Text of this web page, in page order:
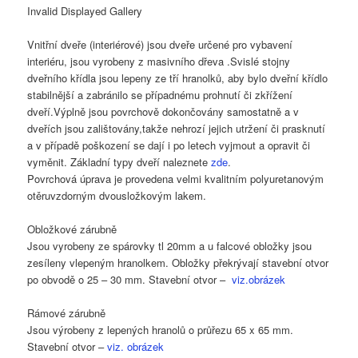
Invalid Displayed Gallery
Vnitřní dveře (interiérové) jsou dveře určené pro vybavení
interiéru, jsou vyrobeny z masivního dřeva .Svislé stojny
dveřního křídla jsou lepeny ze tří hranolků, aby bylo dveřní křídlo
stabilnější a zabránilo se případnému prohnutí či zkřížení
dveří.Výplně jsou povrchově dokončovány samostatně a v
dveřích jsou zalištovány,takže nehrozí jejich utržení či prasknutí
a v případě poškození se dají i po letech vyjmout a opravit či
vyměnit. Základní typy dveří naleznetezde.
Povrchová úprava je provedena velmi kvalitním polyuretanovým
otěruvzdorným dvousložkovým lakem.
Obložkové zárubně
Jsou vyrobeny ze spárovky tl 20mm a u falcové obložky jsou
zesíleny vlepeným hranolkem. Obložky překrývají stavební otvor
po obvodě o 25 – 30 mm. Stavební otvor –viz.obrázek
Rámové zárubně
Jsou výrobeny z lepených hranolů o průřezu 65 x 65 mm.
Stavební otvor –viz. obrázek